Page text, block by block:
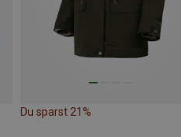
Du sparst 21%